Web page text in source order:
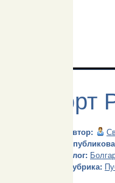
Автор:
Блог:
Рубрика: